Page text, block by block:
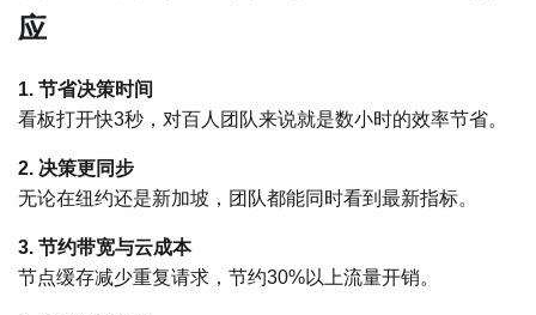
应
1. 节省决策时间
看板打开快3秒，对百人团队来说就是数小时的效率节省。
2. 决策更同步
无论在纽约还是新加坡，团队都能同时看到最新指标。
3. 节约带宽与云成本
节点缓存减少重复请求，节约30%以上流量开销。